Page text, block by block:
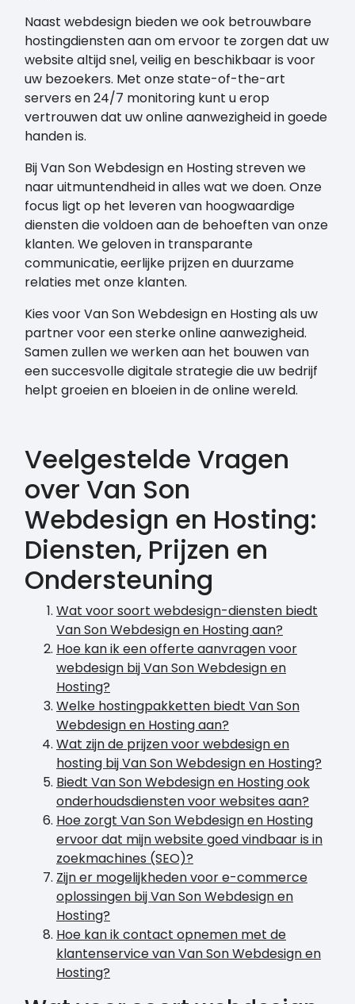
Naast webdesign bieden we ook betrouwbare
hostingdiensten aan om ervoor te zorgen dat uw
website altijd snel, veilig en beschikbaar is voor
uw bezoekers. Met onze state-of-the-art
servers en 24/7 monitoring kunt u erop
vertrouwen dat uw online aanwezigheid in goede
handen is.
Bij Van Son Webdesign en Hosting streven we
naar uitmuntendheid in alles wat we doen. Onze
focus ligt op het leveren van hoogwaardige
diensten die voldoen aan de behoeften van onze
klanten. We geloven in transparante
communicatie, eerlijke prijzen en duurzame
relaties met onze klanten.
Kies voor Van Son Webdesign en Hosting als uw
partner voor een sterke online aanwezigheid.
Samen zullen we werken aan het bouwen van
een succesvolle digitale strategie die uw bedrijf
helpt groeien en bloeien in de online wereld.
Veelgestelde Vragen
over Van Son
Webdesign en Hosting:
Diensten, Prijzen en
Ondersteuning
Wat voor soort webdesign-diensten biedt
Van Son Webdesign en Hosting aan?
Hoe kan ik een offerte aanvragen voor
webdesign bij Van Son Webdesign en
Hosting?
Welke hostingpakketten biedt Van Son
Webdesign en Hosting aan?
Wat zijn de prijzen voor webdesign en
hosting bij Van Son Webdesign en Hosting?
Biedt Van Son Webdesign en Hosting ook
onderhoudsdiensten voor websites aan?
Hoe zorgt Van Son Webdesign en Hosting
ervoor dat mijn website goed vindbaar is in
zoekmachines (SEO)?
Zijn er mogelijkheden voor e-commerce
oplossingen bij Van Son Webdesign en
Hosting?
Hoe kan ik contact opnemen met de
klantenservice van Van Son Webdesign en
Hosting?